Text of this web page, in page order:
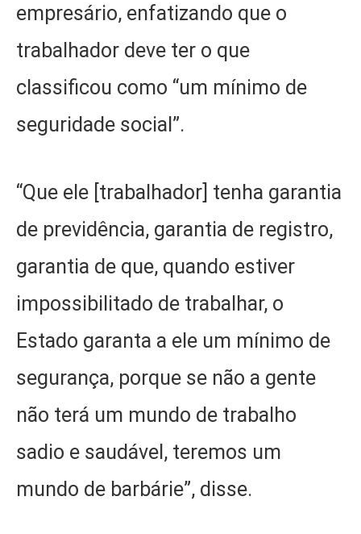
empresário, enfatizando que o
trabalhador deve ter o que
classificou como “um mínimo de
seguridade social”.
“Que ele [trabalhador] tenha garantia
de previdência, garantia de registro,
garantia de que, quando estiver
impossibilitado de trabalhar, o
Estado garanta a ele um mínimo de
segurança, porque se não a gente
não terá um mundo de trabalho
sadio e saudável, teremos um
mundo de barbárie”, disse.